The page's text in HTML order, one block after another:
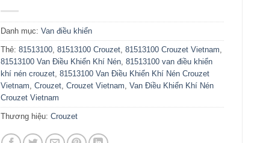
Danh mục: Van điều khiển
Thẻ: 81513100, 81513100 Crouzet, 81513100 Crouzet Vietnam
81513100 Van Điều Khiển Khí Nén, 81513100 van điều khiển
khí nén crouzet, 81513100 Van Điều Khiển Khí Nén Crouzet
Vietnam Crouzet, Crouzet Vietnam Van Điều Khiển Khí Nén
Crouzet Vietnam
Thương hiệu: Crouzet